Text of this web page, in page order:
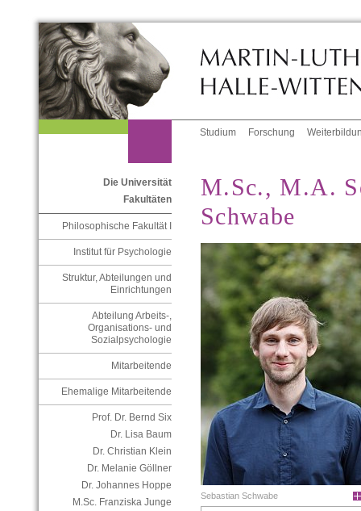
Studium Forschung
Die Universität
Fakultäten
Philosophische Fakultät I
Institut für Psychologie
Struktur, Abteilungen und
Einrichtungen
Abteilung Arbeits-,
Organisations- und
Sozialpsychologie
Mitarbeitende
Ehemalige Mitarbeitende
Prof. Dr. Bernd Six
Dr. Lisa Baum
Dr. Christian Klein
Dr. Melanie Göllner
Dr. Johannes Hoppe
M.Sc. Franziska Junge
M.Sc., M.A.
Schwabe
Sebastian Schwabe